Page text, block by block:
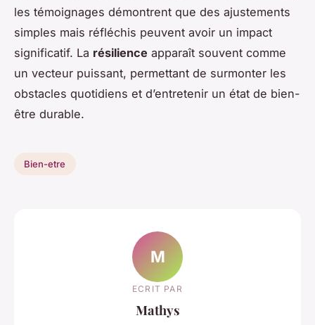
les témoignages démontrent que des ajustements
simples mais réfléchis peuvent avoir un impact
significatif. La résilience apparaît souvent comme
un vecteur puissant, permettant de surmonter les
obstacles quotidiens et d’entretenir un état de bien-
être durable.
Bien-etre
M
ECRIT PAR
Mathys